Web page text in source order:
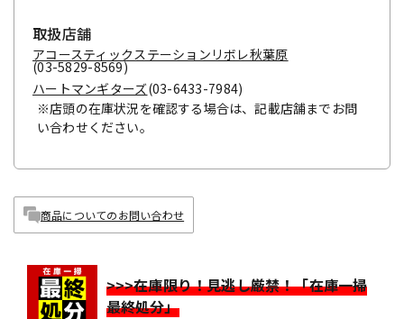
取扱店舗
アコースティックステーションリボレ秋葉原
(03-5829-8569)
ハートマンギターズ(03-6433-7984)
※店頭の在庫状況を確認する場合は、記載店舗までお問
い合わせください。
商品についてのお問い合わせ
>>>在庫限り！見逃し厳禁！「在庫一掃
最終処分」